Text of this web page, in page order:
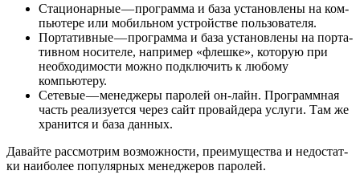
Ста­ци­о­нар­ные — про­грам­ма и база уста­нов­ле­ны на ком­
пью­те­ре или мобиль­ном устрой­стве пользователя.
Пор­та­тив­ные — про­грам­ма и база уста­нов­ле­ны на пор­та­
тив­ном носи­те­ле, напри­мер «флеш­ке», кото­рую при
необ­хо­ди­мо­сти мож­но под­клю­чить к любо­му
компьютеру.
Сете­вые — мене­дже­ры паро­лей он-лайн. Про­грамм­ная
часть реа­ли­зу­ет­ся через сайт про­вай­де­ра услу­ги. Там же
хра­нит­ся и база данных.
Давай­те рас­смот­рим воз­мож­но­сти, пре­иму­ще­ства и недо­стат­
ки наи­бо­лее попу­ляр­ных мене­дже­ров паролей.